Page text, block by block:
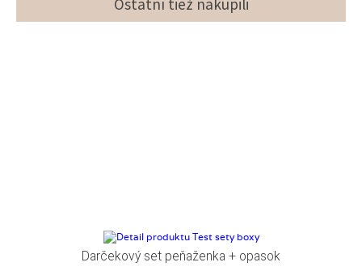
Ostatní tiež nakúpili
Darčekový set peňaženka + opasok